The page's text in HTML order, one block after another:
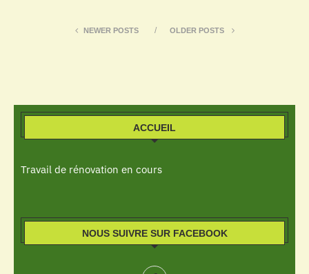
NEWER POSTS OLDER POSTS
ACCUEIL
Travail de rénovation en cours
NOUS SUIVRE SUR FACEBOOK